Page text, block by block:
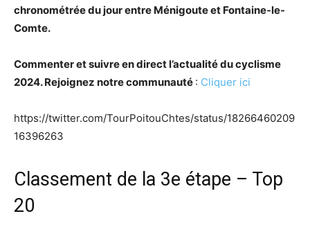
chronométrée du jour entre Ménigoute et Fontaine-le-
Comte.
Commenter et suivre en direct l’actualité du cyclisme
2024. Rejoignez notre communauté : Cliquer ici
https://twitter.com/TourPoitouChtes/status/18266460209
16396263
Classement de la 3e étape – Top
20